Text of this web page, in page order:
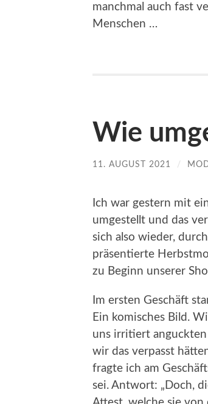
manchmal auch fast
Menschen …
Wie
11. AUGUST 2021 /
Ich war gestern mit
umgestellt und das
sich also wieder,
präsentierte
zu Beginn unserer
Im ersten Geschäft
Ein komisches Bild.
uns irritiert
wir das verpasst
fragte ich am
sei. Antwort: „Doch,